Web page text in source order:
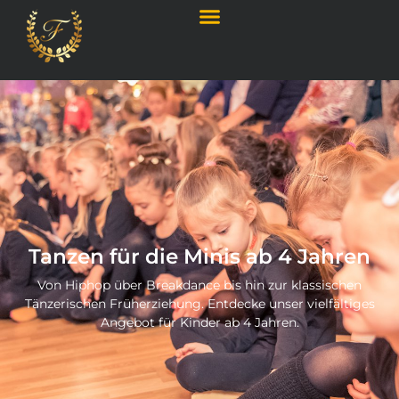
Tanzen für die Minis ab 4 Jahren
Von Hiphop über Breakdance bis hin zur klassischen
Tänzerischen Früherziehung. Entdecke unser vielfältiges
Angebot für Kinder ab 4 Jahren.